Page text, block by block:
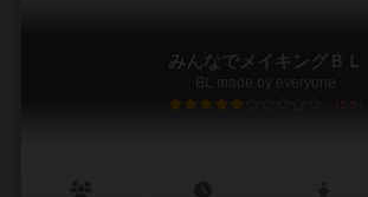
みんなでメイキングＢＬ
BL made by everyone
5.9